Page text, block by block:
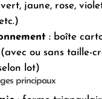
jaune, rose,
: boîte
ou sans taille-
lot)
principaux